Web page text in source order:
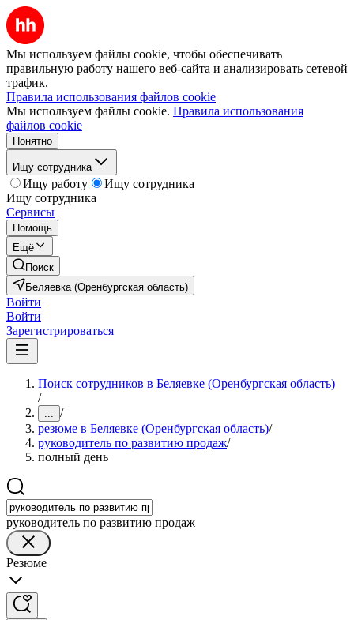
Мы используем файлы cookie, чтобы обеспечивать
правильную работу нашего веб-сайта и анализировать сетевой
трафик.
Правила использования файлов cookie
Мы используем файлы cookie. Правила использования
файлов cookie
Понятно
Ищу сотрудника
Ищу работу
Ищу сотрудника
Ищу сотрудника
Сервисы
Помощь
Ещё
Поиск
Беляевка (Оренбургская область)
Войти
Войти
Зарегистрироваться
Поиск сотрудников в Беляевке (Оренбургская область)
/
... /
резюме в Беляевке (Оренбургская область)/
руководитель по развитию продаж/
полный день
руководитель по развитию продаж
Резюме